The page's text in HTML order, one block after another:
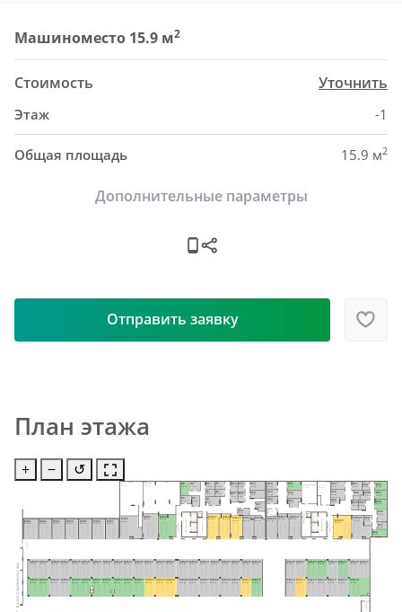
Машиноместо 15.9 м2
Стоимость Уточнить
Этаж -1
Общая площадь 15.9 м2
Дополнительные параметры
Отправить заявку
План этажа
+ − ↺
21.0 м²
Пом. уб.
6.1 м²
Электрощитовая
27.5 м²
Насосная
Тамбур-шлюз
Тамбур-шлюз
Тамбуршлюз
Тамбуршлюз
Тамбуршлюз Лифтовый холл
Лифтовый холл
Н1
Н2
Н3
7.7 м²
Н4
6.4 м²
Н5
5.4 м²
Н6
5.3 м²
Н7
5.2 м²
Н8
5.0 м²
Н9
9.8 м²
Н10
Н11
5.4 м²
Н12
5.3 м²
Н13
Н14
Н15
9.2 м²
Н16
6.3 м²
Н17
Н18
Н19
5.7 м²
Н20
6.0 м²
Н21
8.7 м²
Н22
8.5 м²
Н23
Н24
8.4 м²
Н25
9.8 м²
Н26
4.8 м²
Н27
Н28
5.7 м²
Н29 Н30
Н31
5.6 м²
Н32
5.2 м²
Н33
8.0 м²
Н34
7.9 м²
Н35
9.4 м²
Н36
9.5 м²
Н37
5.4 м²
Н38
5.6 м²
Н39
8.8 м²
MM1
22.3 м²
MM2
22.3 м²
MM3
22.3 м²
MM4
22.3 м²
MM5
22.3 м²
MM6
22.3 м²
MM7
22.3 м²
MM8
MM9
28.4 м²
MM10
30.6 м²
MM11 MM12
20.2 м² MM13
20.0 м²
MM14 MM15
17.9 м²
MM16
MM17
20.2 м²
MM18
22.5 м² MM19
31.8 м²
MM20
27.4 м²
MM21
15.5 м²
MM22
15.9 м²
MM23
15.9 м²
MM24
15.9 м²
MM25
15.9 м²
MM26
15.9 м²
MM27
15.9 м²
MM28
15.5 м²
MM29
15.5 м²
MM30
15.9 м²
MM31
15.9 м²
MM32
15.9 м²
MM33
15.9 м²
MM34
15.9 м²
MM35
15.9 м²
MM36
17.0 м²
MM37
17.0 м²
MM38
15.9 м²
MM39
15.9 м²
MM40
15.9 м²
MM41
15.9 м²
MM42
15.9 м²
MM43
15.9 м²
MM44
15.9 м²
MM45
15.9 м²
MM46
15.9 м²
MM47
15.9 м²
MM48
15.9 м²
MM49
15.9 м²
MM50
15.9 м²
MM51 MM52 MM53 MM54 MM55 MM56 MM57 MM58 MM59 MM60 MM61 MM62 MM63 MM64 MM65 MM66 MM67 MM68 MM69 MM70 MM71 MM72 MM73 MM74 MM75 MM76 MM77 MM78 MM79
II этап строительства